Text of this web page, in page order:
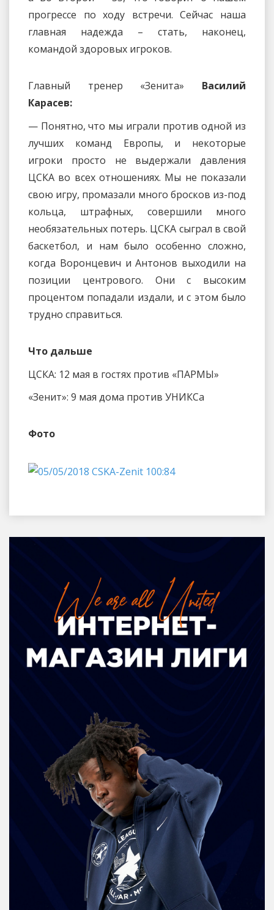
прогрессе по ходу встречи. Сейчас наша
главная надежда – стать, наконец,
командой здоровых игроков.
Главный тренер «Зенита» Василий
Карасев:
— Понятно, что мы играли против одной из
лучших команд Европы, и некоторые
игроки просто не выдержали давления
ЦСКА во всех отношениях. Мы не показали
свою игру, промазали много бросков из-под
кольца, штрафных, совершили много
необязательных потерь. ЦСКА сыграл в свой
баскетбол, и нам было особенно сложно,
когда Воронцевич и Антонов выходили на
позиции центрового. Они с высоким
процентом попадали издали, и с этом было
трудно справиться.
Что дальше
ЦСКА: 12 мая в гостях против «ПАРМЫ»
«Зенит»: 9 мая дома против УНИКСа
Фото